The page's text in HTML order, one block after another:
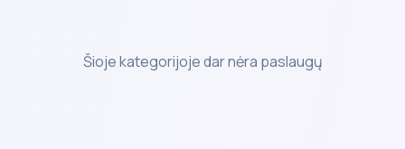
Šioje kategorijoje dar nėra paslaugų